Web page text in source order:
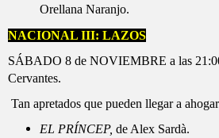
Orellana Naranjo.
NACIONAL III: LAZOS
SÁBADO 8 de NOVIEMBRE a las
Cervantes.
Tan apretados que pueden llegar a
EL PRÍNCEP, de Alex Sardà.